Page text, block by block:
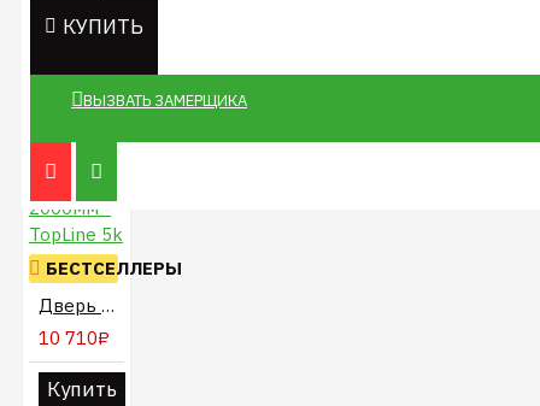
КУПИТЬ
ВЫЗВАТЬ ЗАМЕРЩИКА
публичной офертой.
БЕСТСЕЛЛЕРЫ
Дверь 750 х 2000мм - TopLine 5k
10 710₽
Купить